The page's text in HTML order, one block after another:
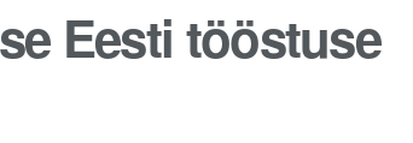
Eesti tööstuse